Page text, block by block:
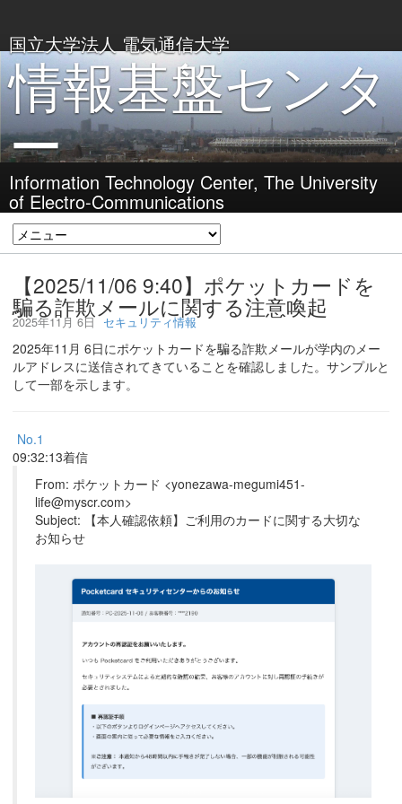
国立大学法人 電気通信大学
情報基盤センタ
ー
Information Technology Center, The University
of Electro-Communications
【2025/11/06 9:40】ポケットカードを
騙る詐欺メールに関する注意喚起
2025年11月 6日 セキュリティ情報
2025年11月 6日にポケットカードを騙る詐欺メールが学内のメー
ルアドレスに送信されてきていることを確認しました。サンプルと
して一部を示します。
No.1
09:32:13着信
From: ポケットカード <yonezawa-megumi451-
life@myscr.com>
Subject: 【本人確認依頼】ご利用のカードに関する大切な
お知らせ